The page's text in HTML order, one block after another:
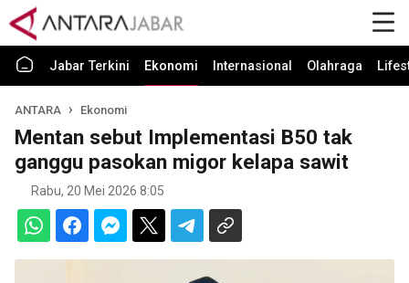
Jabar Terkini Ekonomi Internasional Olahraga
ANTARA Ekonomi
Mentan sebut Implementasi B50 tak
ganggu pasokan migor kelapa sawit
Rabu, 20 Mei 2026 8:05